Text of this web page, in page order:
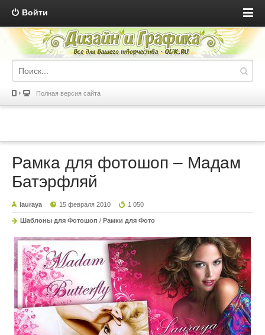
Войти
Полная версия сайта
Рамка для фотошоп – Мадам
Батэрфляй
lauraya 15 февраля 2010 1 050
Шаблоны для Фотошоп / Рамки для Фото